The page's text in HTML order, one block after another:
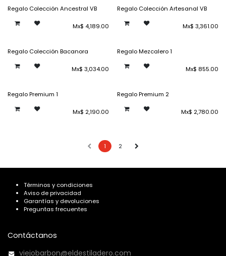
Regalo Colección Ancestral VB
Mx$ 4,189.00
Regalo Colección Artesanal VB
Mx$ 3,361.00
Regalo Colección Bacanora
Mx$ 3,034.00
Regalo Mezcalero 1
Mx$ 855.00
Regalo Premium 1
Mx$ 2,190.00
Regalo Premium 2
Mx$ 2,780.00
1 2
Términos y condiciones
Aviso de privacidad
Garantías y devoluciones
Preguntas frecuentes
Contáctanos
viejobarbon@eldestiladero.com